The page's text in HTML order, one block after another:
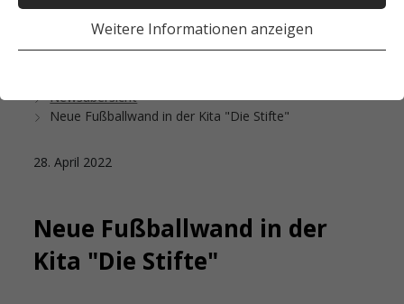
Weitere Informationen anzeigen
Newsübersicht
Neue Fußballwand in der Kita "Die Stifte"
28. April 2022
Neue Fußballwand in der
Kita "Die Stifte"